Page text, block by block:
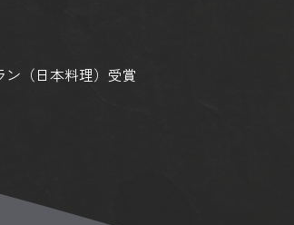
ン（日本料理）受賞